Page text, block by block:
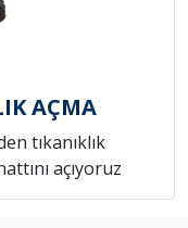
AÇMA
tıkanıklık
açıyoruz